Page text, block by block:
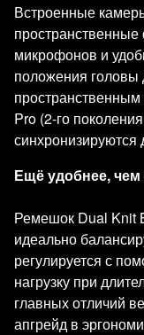
Встроенные
микрофонов и
положения головы
Pro (2-го
Ещё удобнее,
Ремешок Dual
идеально
регулируется с
нагрузку при
главных отличий
апгрейд в